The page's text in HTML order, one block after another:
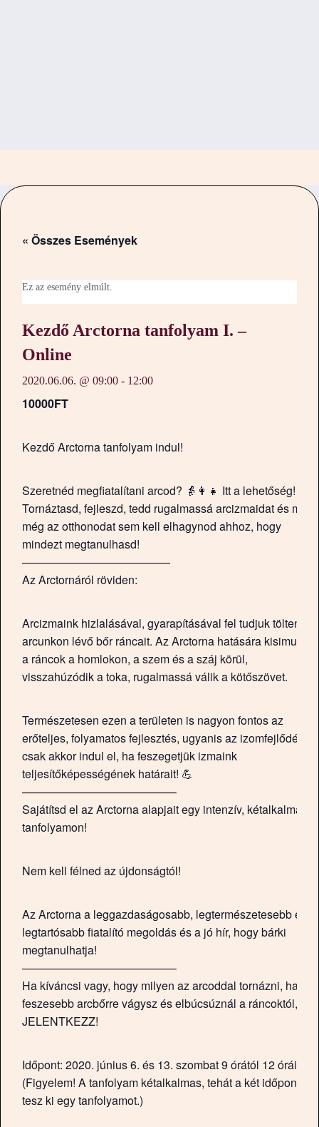
« Összes Események
Ez az esemény elmúlt.
Kezdő Arctorna tanfolyam I. –
Online
2020.06.06. @ 09:00 - 12:00
10000FT
Kezdő Arctorna tanfolyam indul!
Szeretnéd megfiatalítani arcod? 👵👩👧 Itt a lehetőség!
Tornáztasd, fejleszd, tedd rugalmassá arcizmaidat és most
még az otthonodat sem kell elhagynod ahhoz, hogy
mindezt megtanulhasd!
—————————————
Az Arctornáról röviden:
Arcizmaink hizlalásával, gyarapításával fel tudjuk tölteni az
arcunkon lévő bőr ráncait. Az Arctorna hatására kisimulnak
a ráncok a homlokon, a szem és a száj körül,
visszahúzódik a toka, rugalmassá válik a kötőszövet.
Természetesen ezen a területen is nagyon fontos az
erőteljes, folyamatos fejlesztés, ugyanis az izomfejlődés
csak akkor indul el, ha feszegetjük izmaink
teljesítőképességének határait! 💪
—————————————–
Sajátítsd el az Arctorna alapjait egy intenzív, kétalkalmas
tanfolyamon!
Nem kell félned az újdonságtól!
Az Arctorna a leggazdaságosabb, legtermészetesebb és
legtartósabb fiatalító megoldás és a jó hír, hogy bárki
megtanulhatja!
—————————————–
Ha kíváncsi vagy, hogy milyen az arcoddal tornázni, ha
feszesebb arcbőrre vágysz és elbúcsúznál a ráncoktól,
JELENTKEZZ!
Időpont: 2020. június 6. és 13. szombat 9 órától 12 óráig.
(Figyelem! A tanfolyam kétalkalmas, tehát a két időpont
tesz ki egy tanfolyamot.)